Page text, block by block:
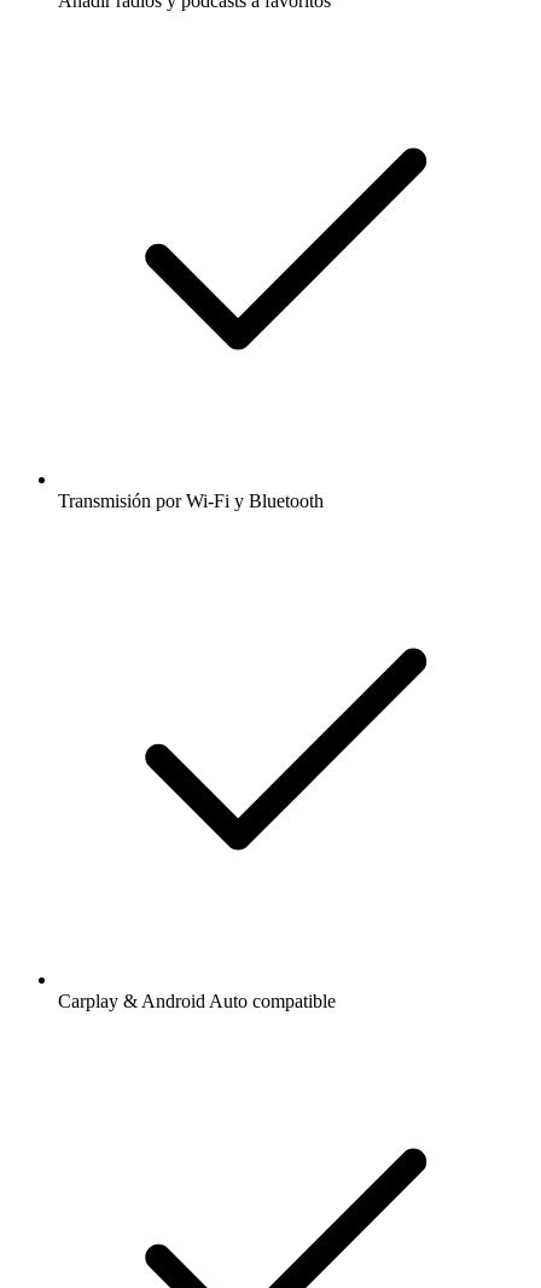
Transmisión por Wi-Fi y Bluetooth
Carplay & Android Auto compatible